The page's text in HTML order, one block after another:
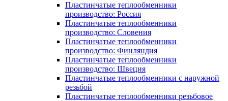
Пластинчатые теплообменники
производство: Россия
Пластинчатые теплообменники
производство: Словения
Пластинчатые теплообменники
производство: Финляндия
Пластинчатые теплообменники
производство: Швеция
Пластинчатые теплообменники с наружной
резьбой
Пластинчатые теплообменники резьбовое